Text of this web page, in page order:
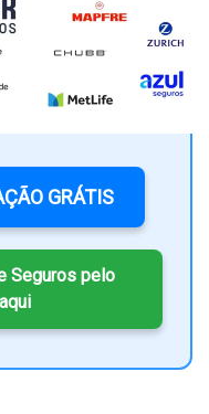
GRÁTIS
Seguros pelo